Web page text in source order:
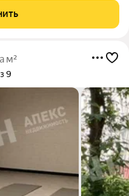
по телефону.
м²
9